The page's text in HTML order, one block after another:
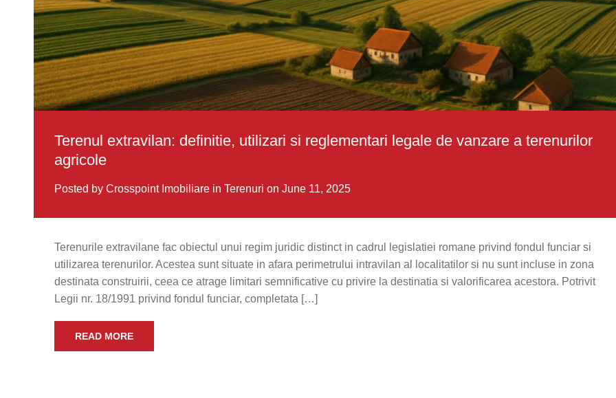
Terenul extravilan: definitie, utilizari si reglementari legale de vanzare a terenurilor
agricole
Posted by Crosspoint Imobiliare in Terenuri on June 11, 2025
Terenurile extravilane fac obiectul unui regim juridic distinct in cadrul legislatiei romane privind fondul funciar si
utilizarea terenurilor. Acestea sunt situate in afara perimetrului intravilan al localitatilor si nu sunt incluse in zona
destinata construirii, ceea ce atrage limitari semnificative cu privire la destinatia si valorificarea acestora. Potrivit
Legii nr. 18/1991 privind fondul funciar, completata […]
READ MORE